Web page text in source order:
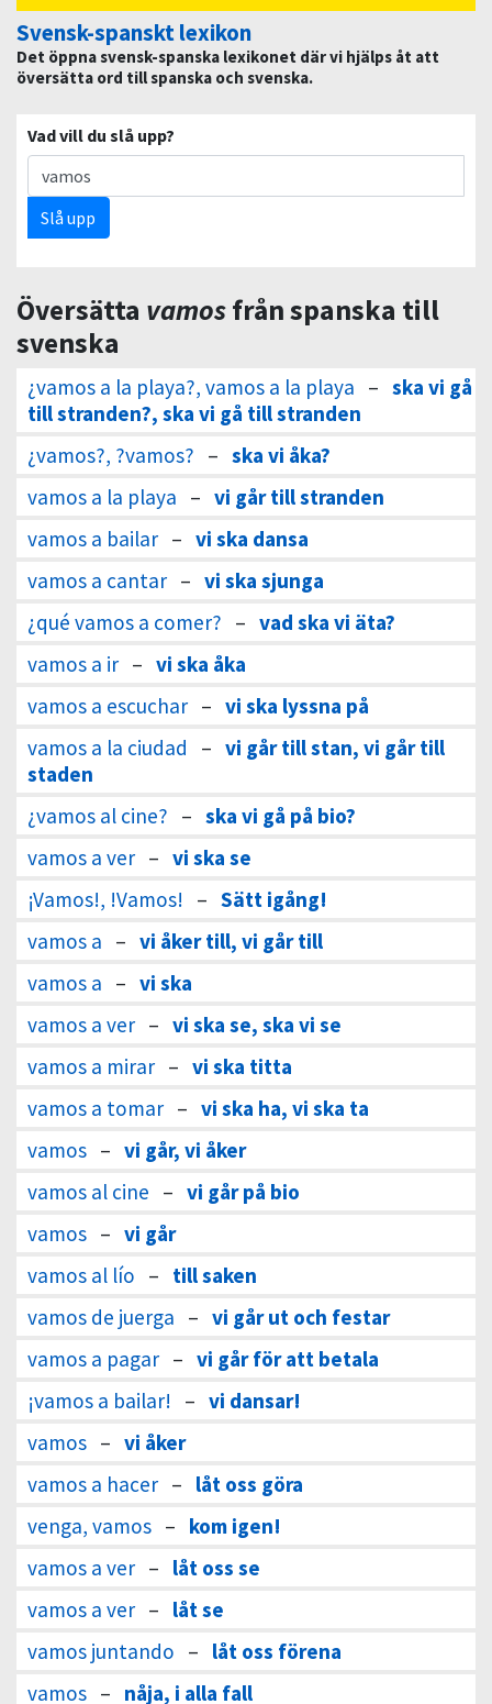
Svensk-spanskt lexikon
Det öppna svensk-spanska lexikonet där vi hjälps åt att
översätta ord till spanska och svenska.
Vad vill du slå upp?
Slå upp
Översätta vamosfrån spanska till
svenska
¿vamos a la playa?, vamos a la playa – ska vi gå
till stranden?, ska vi gå till stranden
¿vamos?, ?vamos? – ska vi åka?
vamos a la playa – vi går till stranden
vamos a bailar – vi ska dansa
vamos a cantar – vi ska sjunga
¿qué vamos a comer? – vad ska vi äta?
vamos a ir – vi ska åka
vamos a escuchar – vi ska lyssna på
vamos a la ciudad
– vi går till stan, vi går till
staden
¿vamos al cine? – ska vi gå på bio?
vamos a ver – vi ska se
¡Vamos!, !Vamos! – Sätt igång!
vamos a – vi åker till, vi går till
vamos a – vi ska
vamos a ver – vi ska se, ska vi se
vamos a mirar – vi ska titta
vamos a tomar – vi ska ha, vi ska ta
vamos – vi går, vi åker
vamos al cine – vi går på bio
vamos – vi går
vamos al lío – till saken
vamos de juerga – vi går ut och festar
vamos a pagar – vi går för att betala
¡vamos a bailar! – vi dansar!
vamos – vi åker
vamos a hacer – låt oss göra
venga, vamos – kom igen!
vamos a ver – låt oss se
vamos a ver – låt se
vamos juntando – låt oss förena
vamos – nåja, i alla fall